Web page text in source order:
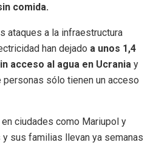
comida.
ataques a la infraestructura
han dejado a unos 1,4
acceso al agua en Ucrania y
sólo tienen un acceso
ciudades como Mariupol y
sus familias llevan ya semanas